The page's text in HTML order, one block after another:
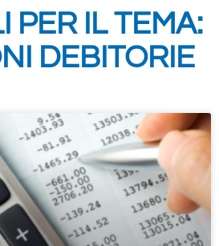
PER IL TEMA:
DEBITORIE